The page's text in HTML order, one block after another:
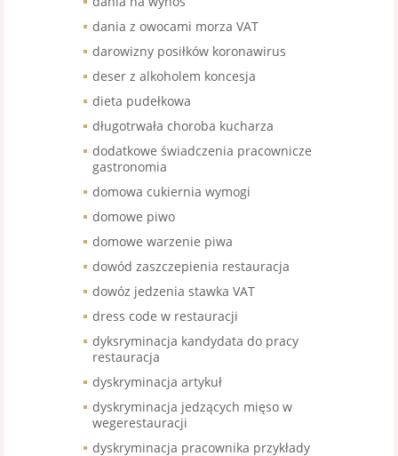
dania z owocami morza VAT
darowizny posiłków koronawirus
deser z alkoholem koncesja
dieta pudełkowa
długotrwała choroba kucharza
dodatkowe świadczenia pracownicze
gastronomia
domowa cukiernia wymogi
domowe piwo
domowe warzenie piwa
dowód zaszczepienia restauracja
dowóz jedzenia stawka VAT
dress code w restauracji
dyksryminacja kandydata do pracy
restauracja
dyskryminacja artykuł
dyskryminacja jedzących mięso w
wegerestauracji
dyskryminacja pracownika przykłady